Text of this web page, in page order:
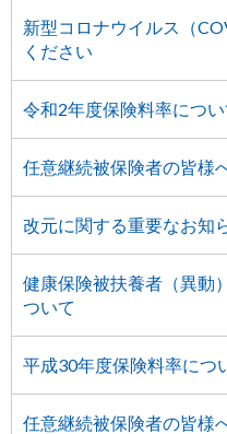
新型コロナウイルス（
ください
令和2年度保険料率につい
任意継続被保険者の皆様
改元に関する重要なお知
健康保険被扶養者（異動
ついて
平成30年度保険料率につ
任意継続被保険者の皆様